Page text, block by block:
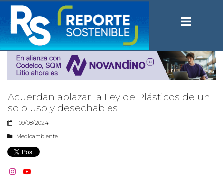
Acuerdan aplazar la Ley de Plásticos de un
solo uso y desechables
09/08/2024
Medioambiente
 